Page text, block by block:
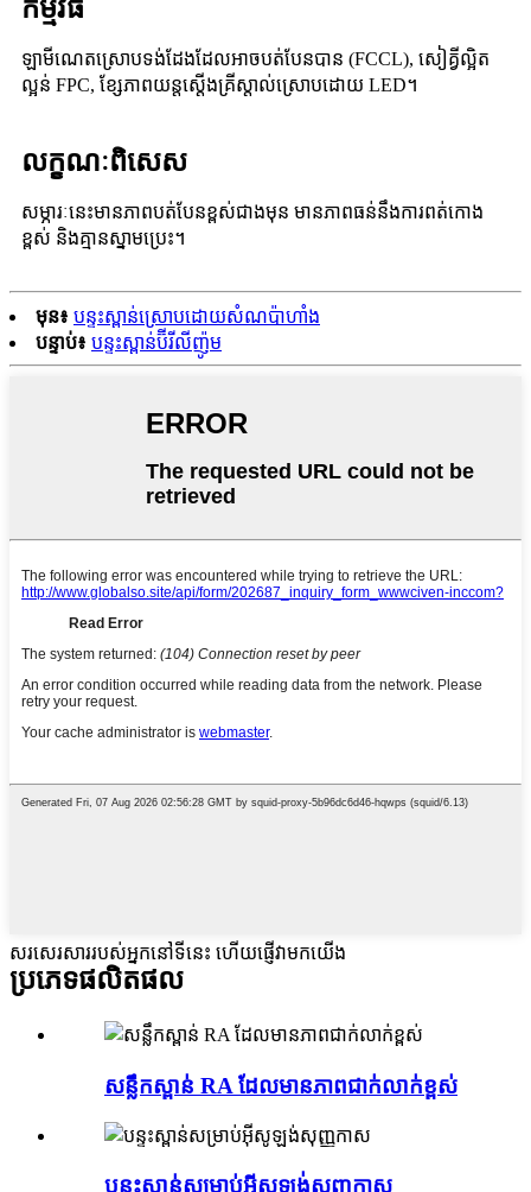
កម្មវិធី
ឡាមីណេត​ស្រោប​ទង់ដែង​ដែល​អាច​បត់បែន​បាន (FCCL), សៀគ្វី​ល្អិត
ល្អន់ FPC, ខ្សែភាពយន្ត​ស្តើង​គ្រីស្តាល់​ស្រោប​ដោយ LED។
លក្ខណៈពិសេស
សម្ភារៈនេះមានភាពបត់បែនខ្ពស់ជាងមុន មានភាពធន់នឹងការពត់កោង
ខ្ពស់ និងគ្មានស្នាមប្រេះ។
មុន៖ បន្ទះស្ពាន់ស្រោបដោយសំណប៉ាហាំង
បន្ទាប់៖ បន្ទះស្ពាន់ប៊ីរីលីញ៉ូម
សរសេរសាររបស់អ្នកនៅទីនេះ ហើយផ្ញើវាមកយើង
ប្រភេទផលិតផល
សន្លឹកស្ពាន់ RA ដែលមានភាពជាក់លាក់ខ្ពស់
បន្ទះស្ពាន់សម្រាប់អ៊ីសូឡង់សុញ្ញកាស